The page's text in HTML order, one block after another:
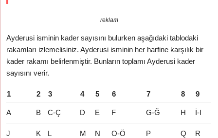
reklam
Ayderusi isminin kader sayısını bulurken aşağıdaki tablodaki
rakamları izlemelisiniz. Ayderusi isminin her harfine karşılık bir
kader rakamı belirlenmiştir. Bunların toplamı Ayderusi kader
sayısını verir.
1 2 3 4 5 6 7 8 9
A B C-Ç D E F G-Ğ H İ-I
J K L M N O-Ö P Q R